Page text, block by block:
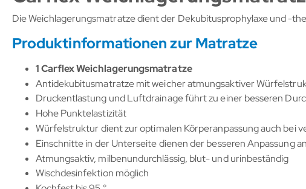
Die Weichlagerungsmatratze dient der Dekubitusprophylaxe und -
Produktinformationen zur Matratze
1 Carflex Weichlagerungsmatratze
Antidekubitusmatratze mit weicher atmungsaktiver
Druckentlastung und Luftdrainage führt zu einer besseren
Hohe Punktelastizität
Würfelstruktur dient zur optimalen Körperanpassung auch bei
Einschnitte in der Unterseite dienen der besseren Anpassung
Atmungsaktiv, milbenundurchlässig, blut- und urinbeständig
Wischdesinfektion möglich